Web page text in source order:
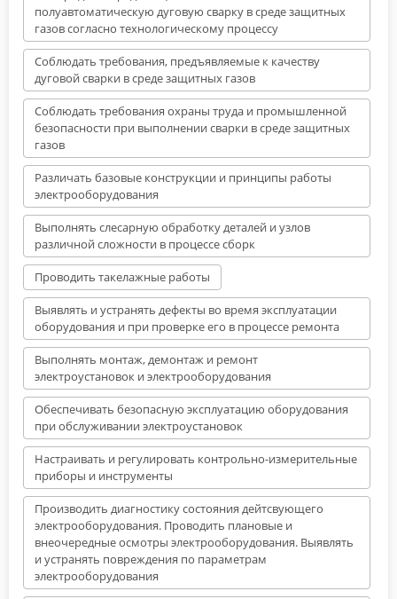
полуавтоматическую дуговую сварку в среде защитных
газов согласно технологическому процессу
Соблюдать требования, предъявляемые к качеству
дуговой сварки в среде защитных газов
Соблюдать требования охраны труда и промышленной
безопасности при выполнении сварки в среде защитных
газов
Различать базовые конструкции и принципы работы
электрооборудования
Выполнять слесарную обработку деталей и узлов
различной сложности в процессе сборк
Проводить такелажные работы
Выявлять и устранять дефекты во время эксплуатации
оборудования и при проверке его в процессе ремонта
Выполнять монтаж, демонтаж и ремонт
электроустановок и электрооборудования
Обеспечивать безопасную эксплуатацию оборудования
при обслуживании электроустановок
Настраивать и регулировать контрольно-измерительные
приборы и инструменты
Производить диагностику состояния дейтсвующего
электрооборудования. Проводить плановые и
внеочередные осмотры электрооборудования. Выявлять
и устранять повреждения по параметрам
электрооборудования